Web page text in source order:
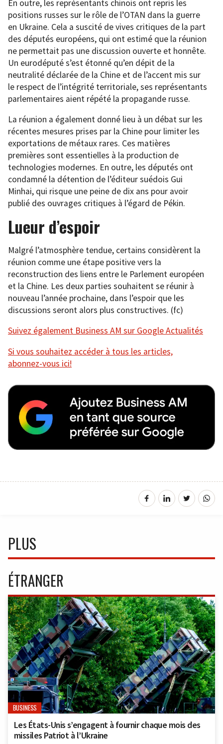
En outre, les représentants chinois ont repris les
positions russes sur le rôle de l’OTAN dans la guerre
en Ukraine. Cela a suscité de vives critiques de la part
des députés européens, qui ont estimé que la réunion
ne permettait pas une discussion ouverte et honnête.
Un eurodéputé s’est étonné qu’en dépit de la
neutralité déclarée de la Chine et de l’accent mis sur
le respect de l’intégrité territoriale, ses représentants
parlementaires aient répété la propagande russe.
La réunion a également donné lieu à un débat sur les
récentes mesures prises par la Chine pour limiter les
exportations de métaux rares. Ces matières
premières sont essentielles à la production de
technologies modernes. En outre, les députés ont
condamné la détention de l’éditeur suédois Gui
Minhai, qui risque une peine de dix ans pour avoir
publié des ouvrages critiques à l’égard de Pékin.
Lueur d’espoir
Malgré l’atmosphère tendue, certains considèrent la
réunion comme une étape positive vers la
reconstruction des liens entre le Parlement européen
et la Chine. Les deux parties souhaitent se réunir à
nouveau l’année prochaine, dans l’espoir que les
discussions seront alors plus constructives. (fc)
Suivez également Business AM sur Google Actualités
Si vous souhaitez accéder à tous les articles,
abonnez-vous ici!
PLUS
ÉTRANGER
BUSINESS
Les États-Unis s’engagent à fournir chaque mois des
missiles Patriot à l’Ukraine